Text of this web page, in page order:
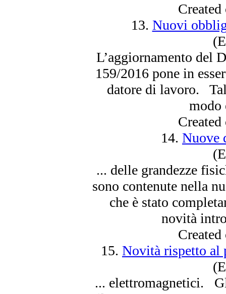
13. Nuovi
L’aggiornamento del
159/2016 pone in
datore di lavoro.
modo
14. Nuove
... delle grandezze
sono contenute nella
che è stato
novità
15. Novità rispetto al
... elettromagnetici.